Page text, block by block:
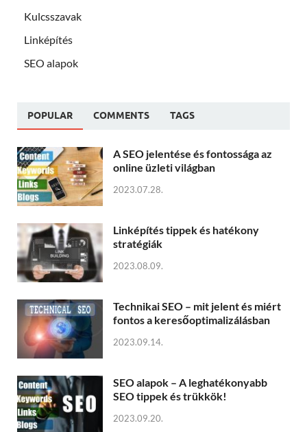
Kulcsszavak
Linképítés
SEO alapok
POPULAR COMMENTS TAGS
A SEO jelentése és fontossága az
online üzleti világban
2023.07.28.
Linképítés tippek és hatékony
stratégiák
2023.08.09.
Technikai SEO – mit jelent és miért
fontos a keresőoptimalizálásban
2023.09.14.
SEO alapok – A leghatékonyabb
SEO tippek és trükkök!
2023.09.20.